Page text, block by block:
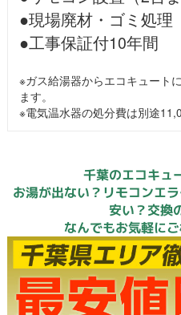
●現場廃材・ゴミ処理
●工事保証付10年間
※ガス給湯器からエコキュート
ます。
※電気温水器の処分費は別途
千葉のエコキュ
お湯が出ない？リモコンエ
安い？交換
なんでもお気軽に